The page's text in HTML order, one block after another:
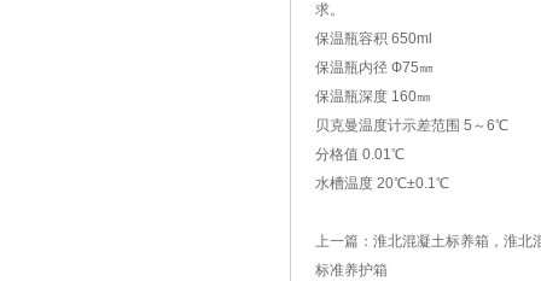
求。
保温瓶容积 650ml
保温瓶内径 Ф75㎜
保温瓶深度 160㎜
贝克曼温度计示差范围 5～6℃
分格值 0.01℃
水槽温度 20℃±0.1℃
上一篇： 淮北混凝土标养箱，淮北
标准养护箱